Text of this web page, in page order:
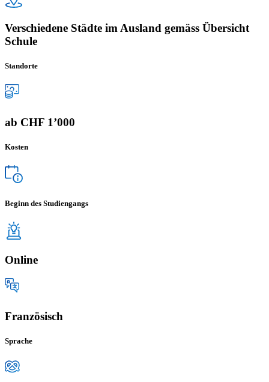
Verschiedene Städte im Ausland gemäss Übersicht
Schule
Standorte
ab CHF 1’000
Kosten
Beginn des Studiengangs
Online
Französisch
Sprache